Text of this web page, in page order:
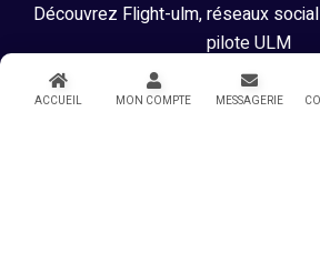
ACCUEIL MON COMPTE MESSAGERIE
Découvrez Flight-ulm, réseaux
pilote ULM
Tous droits réservés © 2026 -